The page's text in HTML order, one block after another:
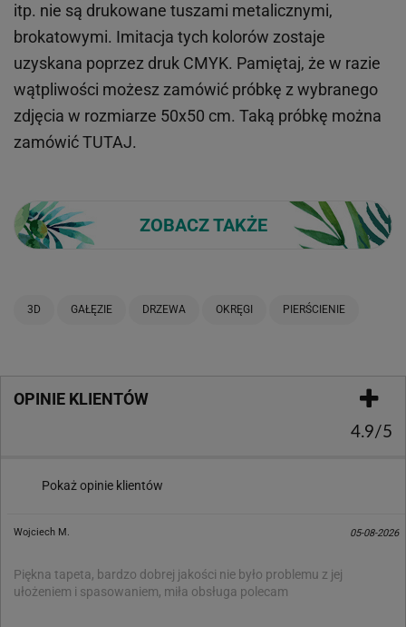
itp. nie są drukowane tuszami metalicznymi,
brokatowymi. Imitacja tych kolorów zostaje
uzyskana poprzez druk CMYK. Pamiętaj, że w razie
wątpliwości możesz zamówić próbkę z wybranego
zdjęcia w rozmiarze 50x50 cm. Taką próbkę można
zamówićTUTAJ.
ZOBACZ TAKŻE
3D GAŁĘZIE DRZEWA OKRĘGI PIERŚCIENIE
OPINIE KLIENTÓW
4.9/5
Pokaż opinie klientów
Wojciech M. 05-08-2026
Piękna tapeta, bardzo dobrej jakości nie było problemu z jej
ułożeniem i spasowaniem, miła obsługa polecam